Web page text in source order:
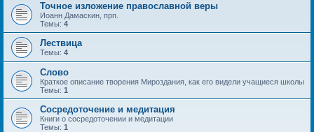
Точное изложение православной веры
Иоанн Дамаскин, прп.
Темы: 4
Лествица
Темы: 4
Слово
Краткое описание творения Мироздания, как его видели учащиеся школы
Темы: 1
Сосредоточение и медитация
Книги о сосредоточении и медитации
Темы: 1